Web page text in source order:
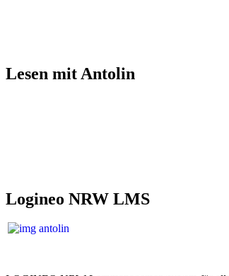
Lesen mit Antolin
Logineo NRW LMS